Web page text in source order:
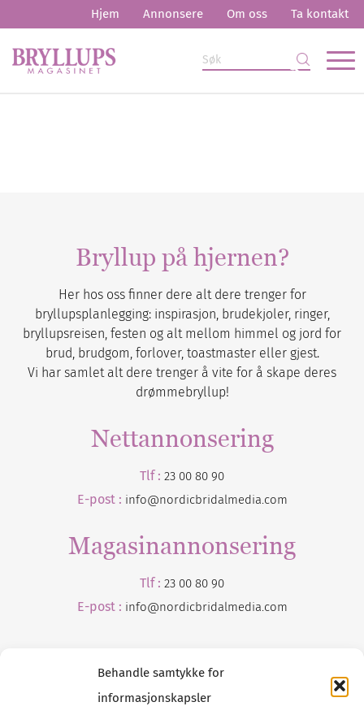
Behandle samtykke for
informasjonskapsler
Hjem Annonsere Om oss Ta kontakt
Bryllup på hjernen?
Her hos oss finner dere alt dere trenger for
bryllupsplanlegging: inspirasjon, brudekjoler, ringer,
bryllupsreisen, festen og alt mellom himmel og jord for
brud, brudgom, forlover, toastmaster eller gjest.
Vi har samlet alt dere trenger å vite for å skape deres
drømmebryllup!
Nettannonsering
Tlf : 23 00 80 90
E-post : info@nordicbridalmedia.com
Magasinannonsering
Tlf : 23 00 80 90
E-post : info@nordicbridalmedia.com